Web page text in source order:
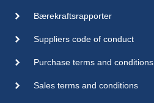
Bærekraftsrapporter
Suppliers code of conduct
Purchase terms and conditions
Sales terms and conditions